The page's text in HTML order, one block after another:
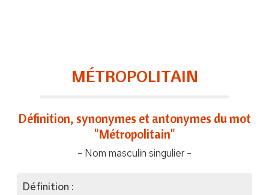
MÉTROPOLITAIN
Définition, synonymes et antonymes du mot
"Métropolitain"
- Nom masculin singulier -
Définition :